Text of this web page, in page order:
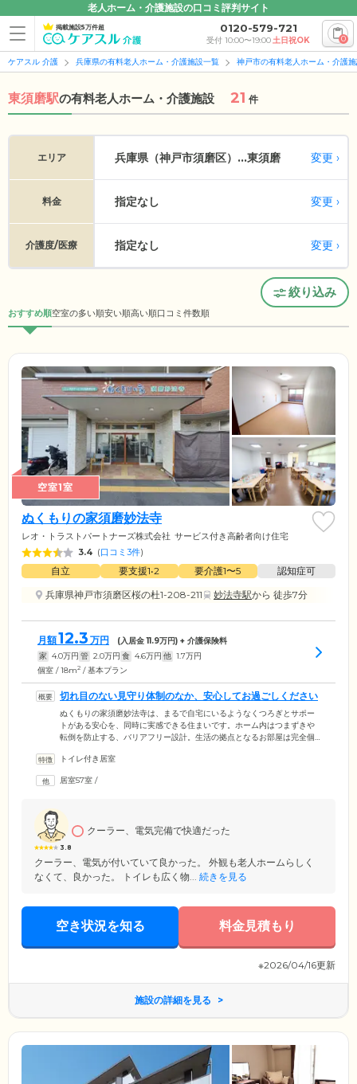
老人ホーム・介護施設の口コミ評判サイト
掲載施設5万件超 0120-579-721
受付 10:00〜19:00土日祝OK 0
ケアスル 介護 兵庫県の有料老人ホーム・介護施設一覧 神戸市の有料老人ホーム・介護
東須磨駅の有料老人ホーム・介護施設 21 件
エリア 兵庫県（神戸市須磨区）...東須磨 変更
料金 指定なし 変更
介護度/医療 指定なし 変更
絞り込み
おすすめ順空室の多い順安い順高い順口コミ件数順
空室1室
ぬくもりの家須磨妙法寺
レオ・トラストパートナーズ株式会社 サービス付き高齢者向け住宅
3.4 (口コミ3件)
自立 要支援1•2 要介護1〜5
認知症可
兵庫県神戸市須磨区桜の杜1-208-211
妙法寺駅から 徒歩7分
月額12.3 万円 (入居金11.9万円) + 介護保険料
家 4.0万円 管 2.0万円 食 4.6万円 他 1.7万円
個室 / 18m2 / 基本プラン
切れ目のない見守り体制のなか、安心してお過ごしください
ぬくもりの家須磨妙法寺は、まるで自宅にいるようなくつろぎとサポー
トがある安心を、同時に実感できる住まいです。ホーム内はつまずきや
転倒を防止する、バリアフリー設計。生活の拠点となるお部屋は完全個
内にはトイレ・洗面を備えており、ご自身のペースで使用が可能です。
との会話に花を咲かせながら、ゆっくりとお召し上がりください。さら
トイレ付き居室
居室57室 /
3.8
クーラー、電気完備で快適だった
クーラー、電気が付いていて良かった。 外観も老人ホームらしく
なくて、良かった。 トイレも広く物... 続きを見る
空き状況を知る 料金見積もり
※2026/04/16更新
施設の詳細を見る